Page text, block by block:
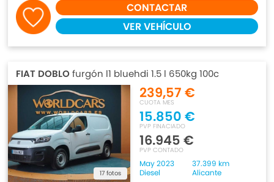
CONTACTAR
VER VEHÍCULO
FIAT DOBLOfurgón l1 bluehdi 1.5 l 650kg 100c
17 fotos
239,57 €
CUOTA MES
15.850 €
PVP FINACIADO
16.945 €
PVP CONTADO
May 2023
37.399 km
Diesel
Alicante